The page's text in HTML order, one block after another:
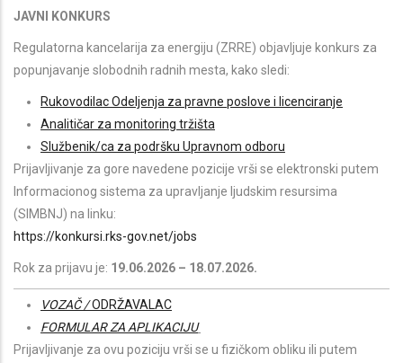
JAVNI KONKURS
Regulatorna kancelarija za energiju (ZRRE) objavljuje konkurs za
popunjavanje slobodnih radnih mesta, kako sledi:
Rukovodilac Odeljenja za pravne poslove i licenciranje
Analitičar za monitoring tržišta
Službenik/ca za podršku Upravnom odboru
Prijavljivanje za gore navedene pozicije vrši se elektronski putem
Informacionog sistema za upravljanje ljudskim resursima
(SIMBNJ) na linku:
https://konkursi.rks-gov.net/jobs
Rok za prijavu je: 19.06.2026 – 18.07.2026.
VOZAČ /ODRŽAVALAC
FORMULAR ZA APLIKACIJU
Prijavljivanje za ovu poziciju vrši se u fizičkom obliku ili putem